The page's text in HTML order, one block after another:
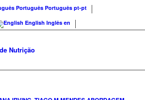
Português Português pt-pt
English Inglês en